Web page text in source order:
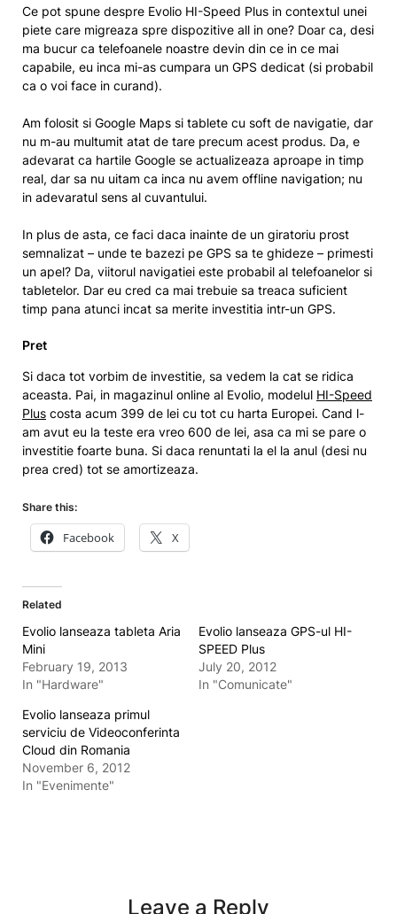
Ce pot spune despre Evolio HI-Speed Plus in contextul unei
piete care migreaza spre dispozitive all in one? Doar ca, desi
ma bucur ca telefoanele noastre devin din ce in ce mai
capabile, eu inca mi-as cumpara un GPS dedicat (si probabil
ca o voi face in curand).
Am folosit si Google Maps si tablete cu soft de navigatie, dar
nu m-au multumit atat de tare precum acest produs. Da, e
adevarat ca hartile Google se actualizeaza aproape in timp
real, dar sa nu uitam ca inca nu avem offline navigation; nu
in adevaratul sens al cuvantului.
In plus de asta, ce faci daca inainte de un giratoriu prost
semnalizat – unde te bazezi pe GPS sa te ghideze – primesti
un apel? Da, viitorul navigatiei este probabil al telefoanelor si
tabletelor. Dar eu cred ca mai trebuie sa treaca suficient
timp pana atunci incat sa merite investitia intr-un GPS.
Pret
Si daca tot vorbim de investitie, sa vedem la cat se ridica
aceasta. Pai, in magazinul online al Evolio, modelul HI-Speed
Plus costa acum 399 de lei cu tot cu harta Europei. Cand l-
am avut eu la teste era vreo 600 de lei, asa ca mi se pare o
investitie foarte buna. Si daca renuntati la el la anul (desi nu
prea cred) tot se amortizeaza.
Share this:
Facebook X
Related
Evolio lanseaza tableta Aria
Mini
February 19, 2013
In "Hardware"
Evolio lanseaza GPS-ul HI-
SPEED Plus
July 20, 2012
In "Comunicate"
Evolio lanseaza primul
serviciu de Videoconferinta
Cloud din Romania
November 6, 2012
In "Evenimente"
Leave a Reply